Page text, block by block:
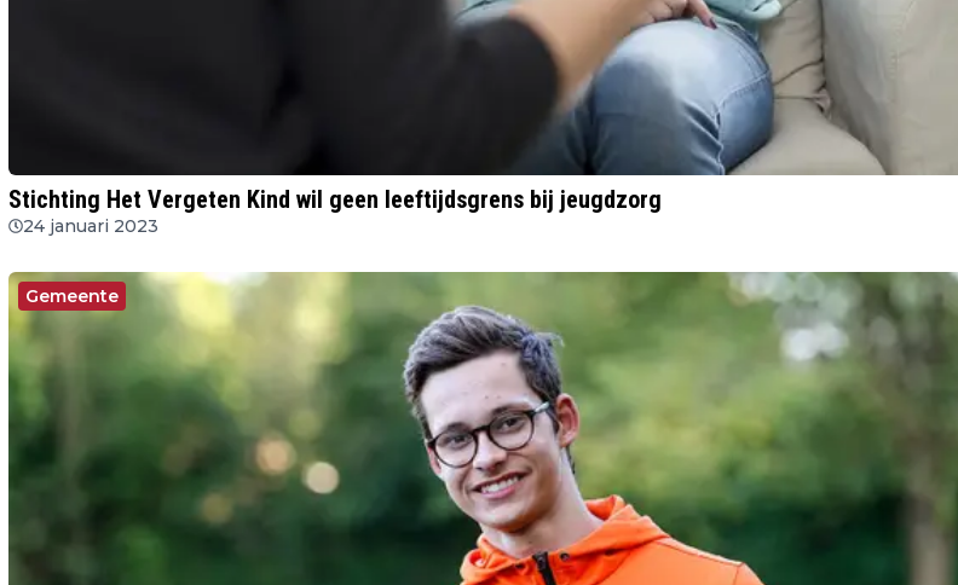
Stichting Het Vergeten Kind wil geen leeftijdsgrens bij jeugdzorg
24 januari 2023
Gemeente